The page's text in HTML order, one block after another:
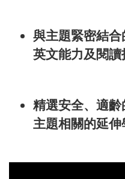
與主題緊密結
英文能力及閱讀
精選安全、適
主題相關的延伸